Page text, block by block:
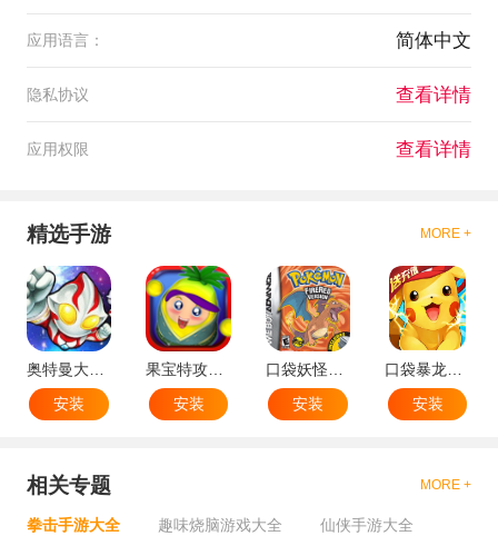
应用语言： 简体中文
隐私协议 查看详情
应用权限 查看详情
精选手游 MORE +
奥特曼大战小怪兽
安装
安装
安装
安装
相关专题 MORE +
拳击手游大全 趣味烧脑游戏大全 仙侠手游大全